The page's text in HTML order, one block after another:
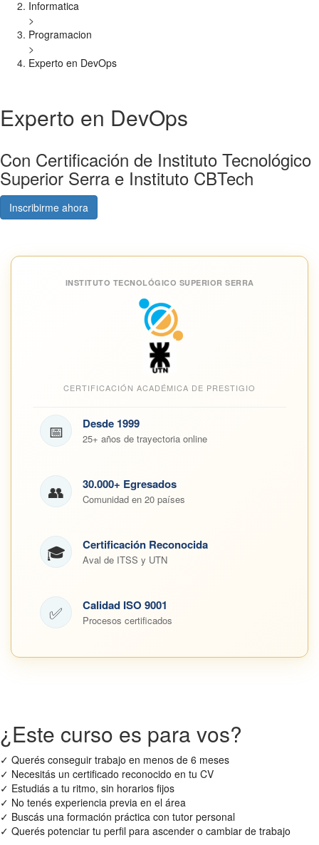
Informatica
>
Programacion
>
Experto en DevOps
Experto en DevOps
Con Certificación de Instituto Tecnológico
Superior Serra e Instituto CBTech
Inscribirme ahora
INSTITUTO TECNOLÓGICO SUPERIOR SERRA
CERTIFICACIÓN ACADÉMICA DE PRESTIGIO
📅 Desde 1999
25+ años de trayectoria online
👥 30.000+ Egresados
Comunidad en 20 países
🎓 Certificación Reconocida
Aval de ITSS y UTN
✅ Calidad ISO 9001
Procesos certificados
¿Este curso es para vos?
✓ Querés conseguir trabajo en menos de 6 meses
✓ Necesitás un certificado reconocido en tu CV
✓ Estudiás a tu ritmo, sin horarios fijos
✓ No tenés experiencia previa en el área
✓ Buscás una formación práctica con tutor personal
✓ Querés potenciar tu perfil para ascender o cambiar de trabajo